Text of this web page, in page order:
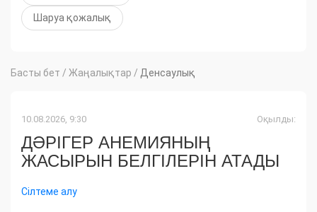
Шаруа қожалық
Басты бет / Жаңалықтар / Денсаулық
10.08.2026, 9:30 Оқылды:
ДӘРІГЕР АНЕМИЯНЫҢ
ЖАСЫРЫН БЕЛГІЛЕРІН АТАДЫ
Сілтеме алу